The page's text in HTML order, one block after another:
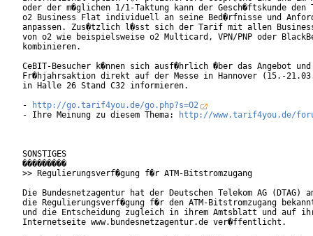
oder der m�glichen 1/1-Taktung kann der Gesch�ftskunde
o2 Business Flat individuell an seine Bed�rfnisse und
anpassen. Zus�tzlich l�sst sich der Tarif mit allen
von o2 wie beispielsweise o2 Multicard, VPN/PNP oder
kombinieren.
CeBIT-Besucher k�nnen sich ausf�hrlich �ber das Angebot
Fr�hjahrsaktion direkt auf der Messe in Hannover (15.-
in Halle 26 Stand C32 informieren.
-
http://go.tarif4you.de/go.php?s=O2
- Ihre Meinung zu diesem Thema:
http://www.tarif4you.de/
SONSTIGES
���������
>> Regulierungsverf�gung f�r ATM-Bitstromzugang
Die Bundesnetzagentur hat der Deutschen Telekom AG (DTAG)
die Regulierungsverf�gung f�r den ATM-Bitstromzugang
und die Entscheidung zugleich in ihrem Amtsblatt und auf
Internetseite www.bundesnetzagentur.de ver�ffentlicht.